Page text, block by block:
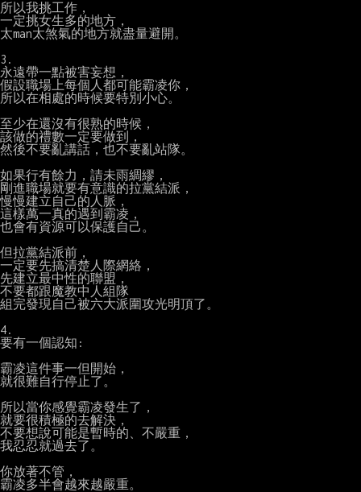
所以我挑工作，
一定挑女生多的地方，
太man太煞氣的地方就盡量避開。
3.
永遠帶一點被害妄想，
假設職場上每個人都可能霸凌你，
所以在相處的時候要特別小心。
至少在還沒有很熟的時候，
該做的禮數一定要做到，
然後不要亂講話，也不要亂站隊。
如果行有餘力，請未雨綢繆，
剛進職場就要有意識的拉黨結派，
慢慢建立自己的人脈，
這樣萬一真的遇到霸凌，
也會有資源可以保護自己。
但拉黨結派前，
一定要先搞清楚人際網絡，
先建立最中性的聯盟，
不要都跟魔教中人組隊
組完發現自己被六大派圍攻光明頂了。
4.
要有一個認知:
霸凌這件事一但開始，
就很難自行停止了。
所以當你感覺霸凌發生了，
就要很積極的去解決，
不要想說可能是暫時的、不嚴重，
我忍忍就過去了。
你放著不管，
霸凌多半會越來越嚴重。